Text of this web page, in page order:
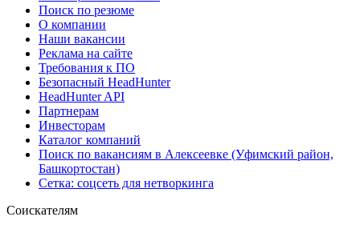
Поиск по резюме
О компании
Наши вакансии
Реклама на сайте
Требования к ПО
Безопасный HeadHunter
HeadHunter API
Партнерам
Инвесторам
Каталог компаний
Поиск по вакансиям в Алексеевке (Уфимский район,
Башкортостан)
Сетка: соцсеть для нетворкинга
Соискателям